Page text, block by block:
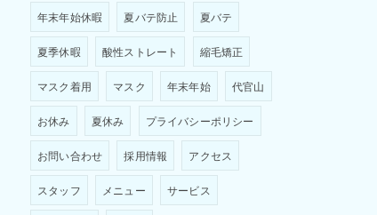
年末年始休暇 夏バテ防止 夏バテ
夏季休暇 酸性ストレート 縮毛矯正
マスク着用 マスク 年末年始 代官山
お休み 夏休み プライバシーポリシー
お問い合わせ 採用情報 アクセス
スタッフ メニュー サービス